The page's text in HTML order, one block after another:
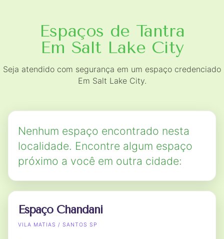
Espaços de Tantra
Em Salt Lake City
Seja atendido com segurança em um espaço credenciado
Em Salt Lake City.
Nenhum espaço encontrado nesta
localidade. Encontre algum espaço
próximo a você em outra cidade:
Espaço Chandani
VILA MATIAS / SANTOS SP